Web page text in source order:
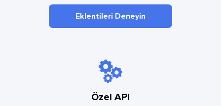
Eklentileri Deneyin
Özel API